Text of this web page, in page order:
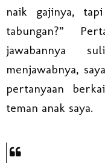
naik gajinya,
tabungan?”
jawabannya
menjawabnya,
pertanyaan
teman anak saya.